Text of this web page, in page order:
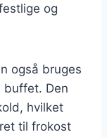
og
også bruges
buffet. Den
hvilket
til frokost